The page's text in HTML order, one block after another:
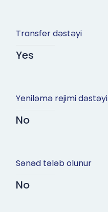
Transfer dəstəyi
Yes
Yeniləmə rejimi dəstəyi
No
Sənəd tələb olunur
No